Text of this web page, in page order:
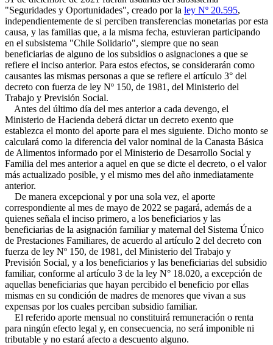
"Seguridades y Oportunidades", creado por la ley Nº 20.595,
independientemente de si perciben transferencias monetarias por esta
causa, y las familias que, a la misma fecha, estuvieran participando
en el subsistema "Chile Solidario", siempre que no sean
beneficiarias de alguno de los subsidios o asignaciones a que se
refiere el inciso anterior. Para estos efectos, se considerarán como
causantes las mismas personas a que se refiere el artículo 3° del
decreto con fuerza de ley Nº 150, de 1981, del Ministerio del
Trabajo y Previsión Social.
Antes del último día del mes anterior a cada devengo, el
Ministerio de Hacienda deberá dictar un decreto exento que
establezca el monto del aporte para el mes siguiente. Dicho monto se
calculará como la diferencia del valor nominal de la Canasta Básica
de Alimentos informado por el Ministerio de Desarrollo Social y
Familia del mes anterior a aquel en que se dicte el decreto, o el valor
más actualizado posible, y el mismo mes del año inmediatamente
anterior.
De manera excepcional y por una sola vez, el aporte
correspondiente al mes de mayo de 2022 se pagará, además de a
quienes señala el inciso primero, a los beneficiarios y las
beneficiarias de la asignación familiar y maternal del Sistema Único
de Prestaciones Familiares, de acuerdo al artículo 2 del decreto con
fuerza de ley Nº 150, de 1981, del Ministerio del Trabajo y
Previsión Social, y a los beneficiarios y las beneficiarias del subsidio
familiar, conforme al artículo 3 de la ley N° 18.020, a excepción de
aquellas beneficiarias que hayan percibido el beneficio por ellas
mismas en su condición de madres de menores que vivan a sus
expensas por los cuales perciban subsidio familiar.
El referido aporte mensual no constituirá remuneración o renta
para ningún efecto legal y, en consecuencia, no será imponible ni
tributable y no estará afecto a descuento alguno.